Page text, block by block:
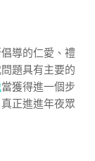
導的仁愛、禮
題具有主要的
當獲得進一個步
正進進年夜眾